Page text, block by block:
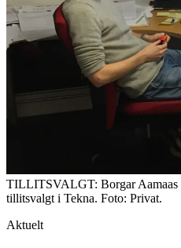
TILLITSVALGT: Borgar Aamaas
tillitsvalgt i Tekna. Foto: Privat.
Aktuelt